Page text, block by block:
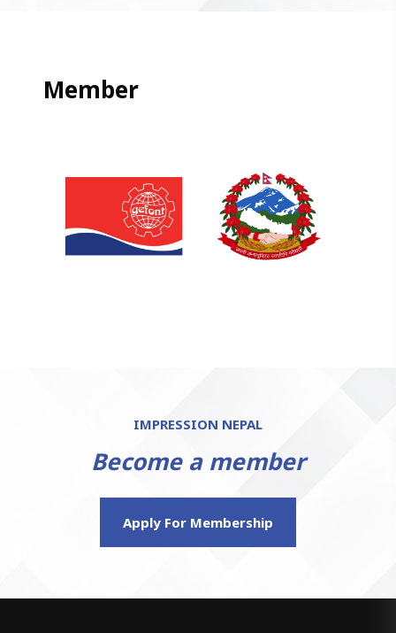
Member
IMPRESSION NEPAL
Become a member
Apply For Membership